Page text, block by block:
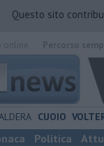
Questo sito
CUOIO
Politica